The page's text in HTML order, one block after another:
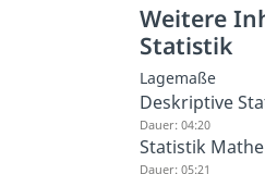
Weitere
Statistik
Lagemaße
Deskriptive
Dauer: 04:20
Statistik Mathe
Dauer: 05:21